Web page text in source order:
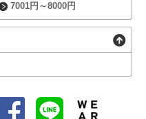
7001円～8000円